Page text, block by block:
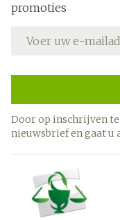
promoties
Door op inschrijven
nieuwsbrief en gaat u